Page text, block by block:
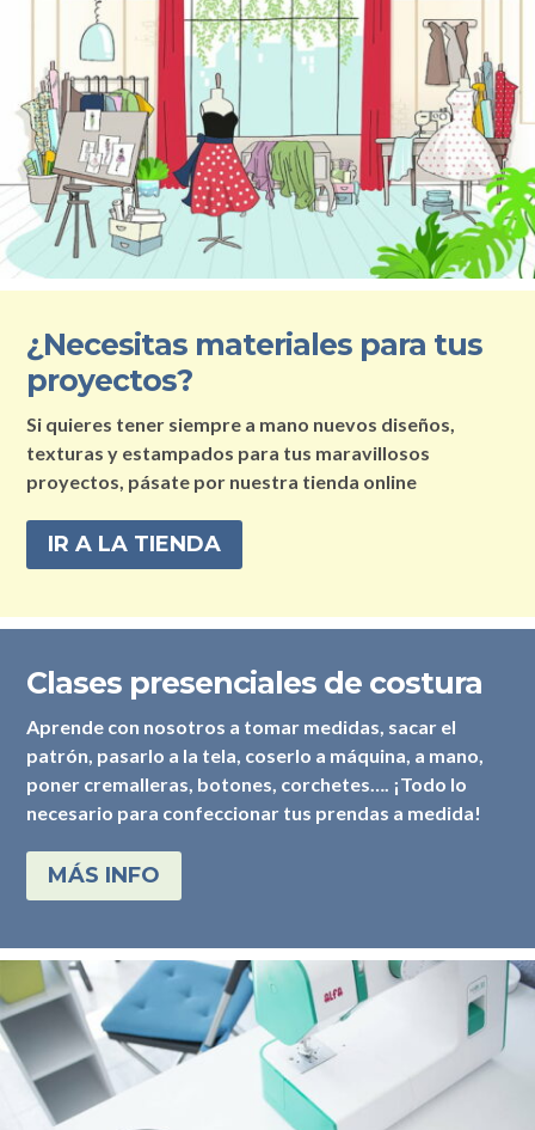
¿Necesitas materiales para tus
proyectos?
Si quieres tener siempre a mano nuevos diseños,
texturas y estampados para tus maravillosos
proyectos, pásate por nuestra tienda online
IR A LA TIENDA
Clases presenciales de costura
Aprende con nosotros a tomar medidas, sacar el
patrón, pasarlo a la tela, coserlo a máquina, a mano,
poner cremalleras, botones, corchetes…. ¡Todo lo
necesario para confeccionar tus prendas a medida!
MÁS INFO